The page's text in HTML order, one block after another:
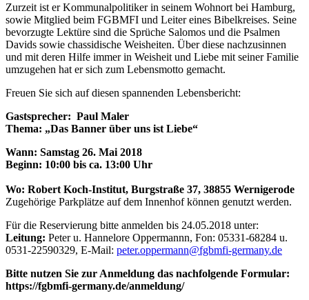
Zurzeit ist er Kommunalpolitiker in seinem Wohnort bei Hamburg,
sowie Mitglied beim FGBMFI und Leiter eines Bibelkreises. Seine
bevorzugte Lektüre sind die Sprüche Salomos und die Psalmen
Davids sowie chassidische Weisheiten. Über diese nachzusinnen
und mit deren Hilfe immer in Weisheit und Liebe mit seiner Familie
umzugehen hat er sich zum Lebensmotto gemacht.
Freuen Sie sich auf diesen spannenden Lebensbericht:
Gastsprecher: Paul Maler
Thema: „Das Banner über uns ist Liebe“
Wann: Samstag 26. Mai 2018
Beginn: 10:00 bis ca. 13:00 Uhr
Wo: Robert Koch-Institut, Burgstraße 37, 38855 Wernigerode
Zugehörige Parkplätze auf dem Innenhof können genutzt werden.
Für die Reservierung bitte anmelden bis 24.05.2018 unter:
Leitung: Peter u. Hannelore Oppermannn, Fon: 05331-68284 u.
0531-22590329, E-Mail: peter.oppermann@fgbmfi-germany.de
Bitte nutzen Sie zur Anmeldung das nachfolgende Formular:
https://fgbmfi-germany.de/anmeldung/